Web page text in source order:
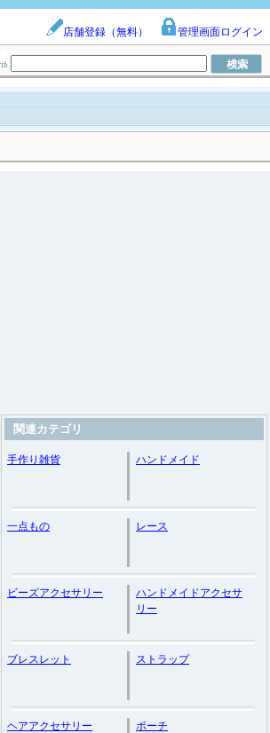
店舗登録（無料） 管理画面ログイン
関連カテゴリ
手作り雑貨 ハンドメイド
一点もの レース
ビーズアクセサリー
ハンドメイドアクセサ
リー
ブレスレット ストラップ
ヘアアクセサリー ポーチ